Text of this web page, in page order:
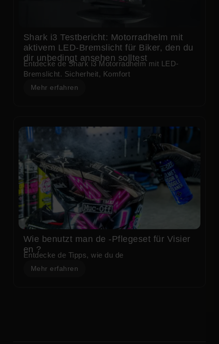
Shark i3 Testbericht: Motorradhelm mit
aktivem LED-Bremslicht für Biker, den du
dir unbedingt ansehen solltest
Entdecke de Shark i3 Motorradhelm mit LED-
Bremslicht. Sicherheit, Komfort
Mehr erfahren
Wie benutzt man de -Pflegeset für Visier
en ?
Entdecke de Tipps, wie du de
Mehr erfahren